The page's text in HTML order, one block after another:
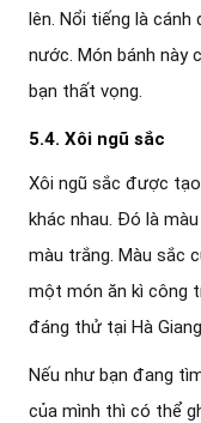
lên. Nổi tiếng là
nước. Món bánh này
bạn thất vọng.
5.4. Xôi ngũ sắc
Xôi ngũ sắc được
khác nhau. Đó là
màu trắng. Màu sắc
một món ăn kì công
đáng thử tại Hà
Nếu như bạn đang
của mình thì có thể